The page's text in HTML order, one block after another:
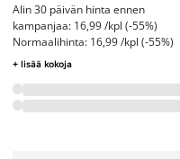
Alin 30 päivän hinta ennen
kampanjaa: 16,99 /kpl (-55%)
Normaalihinta: 16,99 /kpl (-55%)
+ lisää kokoja